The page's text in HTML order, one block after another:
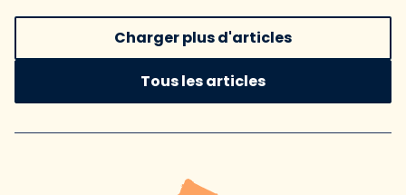
Charger plus d'articles
Tous les articles